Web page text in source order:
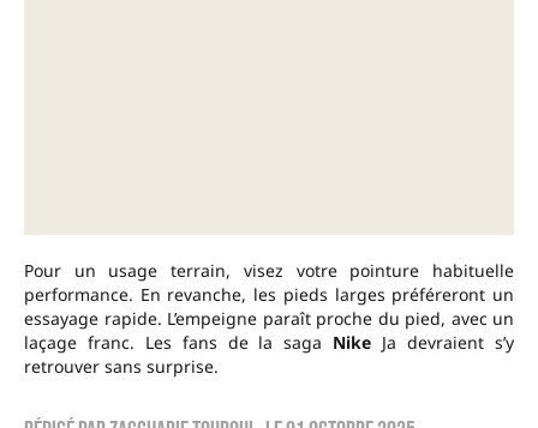
Pour un usage terrain, visez votre pointure habituelle
performance. En revanche, les pieds larges préféreront un
essayage rapide. L’empeigne paraît proche du pied, avec un
laçage franc. Les fans de la saga Nike Ja devraient s’y
retrouver sans surprise.